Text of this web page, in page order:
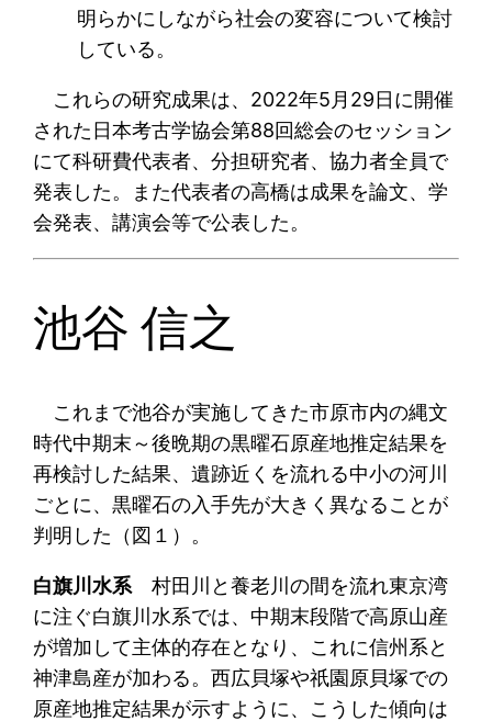
明らかにしながら社会の変容について検討
している。
これらの研究成果は、2022年5月29日に開催
された日本考古学協会第88回総会のセッション
にて科研費代表者、分担研究者、協力者全員で
発表した。また代表者の高橋は成果を論文、学
会発表、講演会等で公表した。
池谷 信之
これまで池谷が実施してきた市原市内の縄文
時代中期末～後晩期の黒曜石原産地推定結果を
再検討した結果、遺跡近くを流れる中小の河川
ごとに、黒曜石の入手先が大きく異なることが
判明した（図１）。
白旗川水系村田川と養老川の間を流れ東京湾
に注ぐ白旗川水系では、中期末段階で高原山産
が増加して主体的存在となり、これに信州系と
神津島産が加わる。西広貝塚や祇園原貝塚での
原産地推定結果が示すように、こうした傾向は